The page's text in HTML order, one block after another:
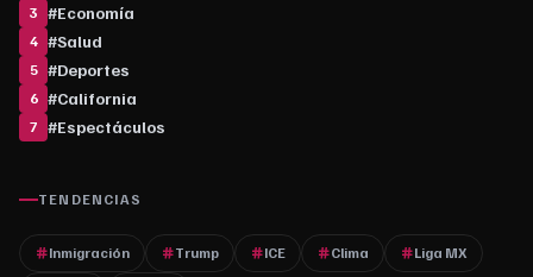
3 #Economía
4 #Salud
5 #Deportes
6 #California
7 #Espectáculos
TENDENCIAS
Inmigración Trump ICE Clima Liga MX